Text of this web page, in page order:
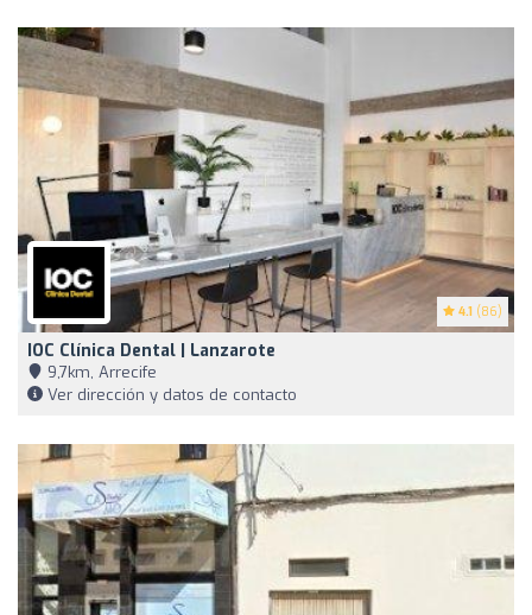
4.1 (86)
IOC Clínica Dental | Lanzarote
9,7km, Arrecife
Ver dirección y datos de contacto